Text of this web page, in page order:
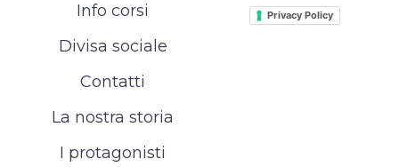
Info corsi
Divisa sociale
Contatti
La nostra storia
I protagonisti
Privacy Policy